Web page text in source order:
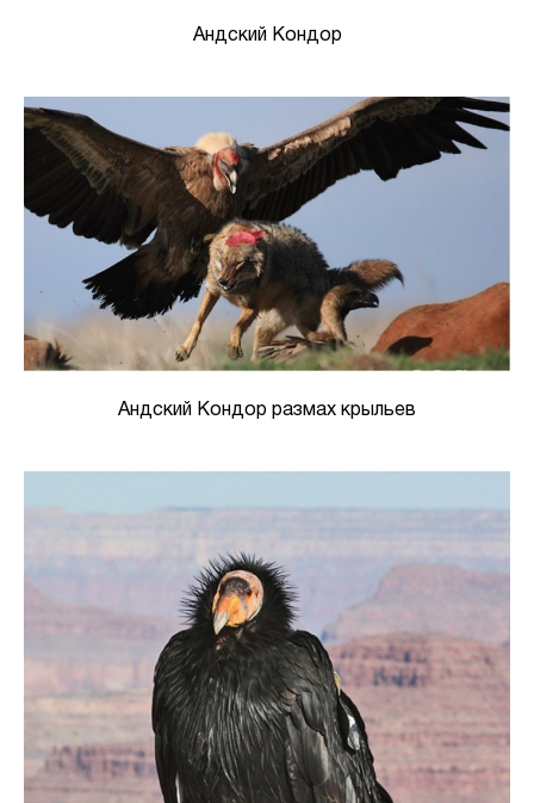
Андский Кондор
Андский Кондор размах крыльев